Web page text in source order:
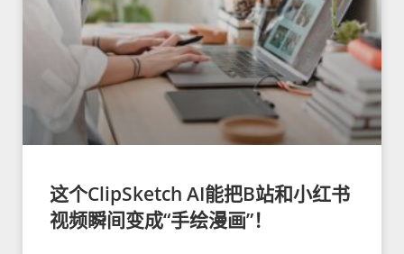
这个ClipSketch AI能把B站和小红书
视频瞬间变成“手绘漫画”！